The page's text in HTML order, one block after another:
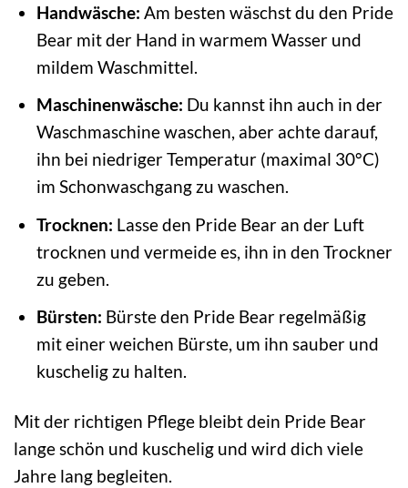
Handwäsche: Am besten wäschst du den Pride
Bear mit der Hand in warmem Wasser und
mildem Waschmittel.
Maschinenwäsche: Du kannst ihn auch in der
Waschmaschine waschen, aber achte darauf,
ihn bei niedriger Temperatur (maximal 30°C)
im Schonwaschgang zu waschen.
Trocknen: Lasse den Pride Bear an der Luft
trocknen und vermeide es, ihn in den Trockner
zu geben.
Bürsten: Bürste den Pride Bear regelmäßig
mit einer weichen Bürste, um ihn sauber und
kuschelig zu halten.
Mit der richtigen Pflege bleibt dein Pride Bear
lange schön und kuschelig und wird dich viele
Jahre lang begleiten.